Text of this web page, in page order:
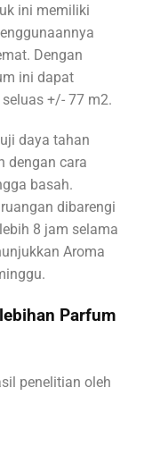
ini memiliki
Dengan
ini dapat
+/- 77 m2.
daya tahan
dengan cara
basah.
dibarengi
8 jam selama
Aroma
Parfum
penelitian oleh